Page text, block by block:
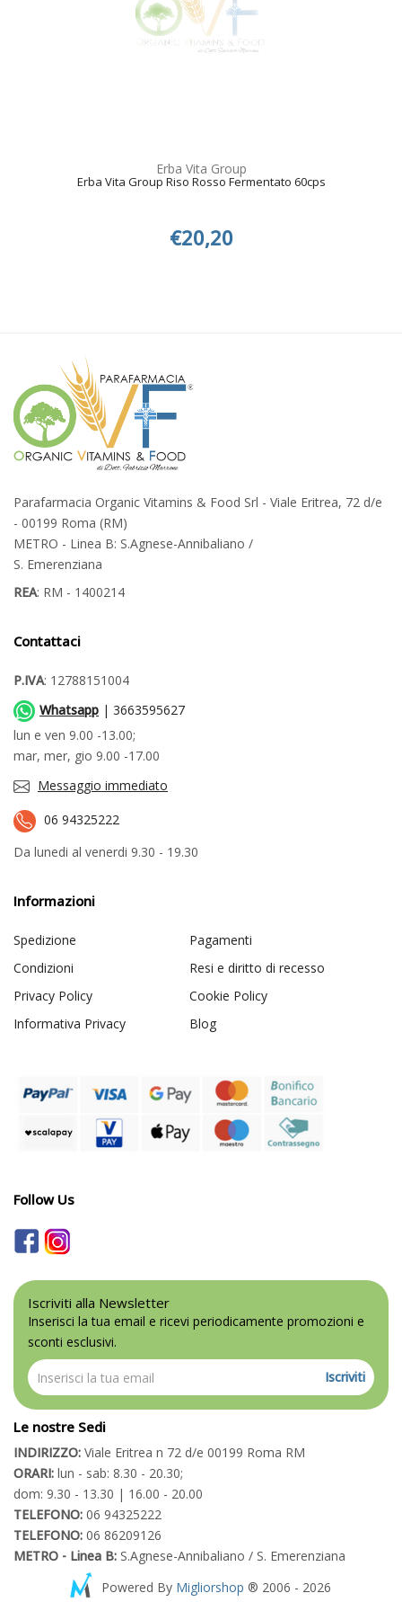
Erba Vita Group
Erba Vita Group Riso Rosso Fermentato 60cps
€20,20
Parafarmacia Organic Vitamins & Food Srl - Viale Eritrea, 72 d/e
- 00199 Roma (RM)
METRO - Linea B: S.Agnese-Annibaliano /
S. Emerenziana
REA: RM - 1400214
Contattaci
P.IVA: 12788151004
Whatsapp | 3663595627
lun e ven 9.00 -13.00;
mar, mer, gio 9.00 -17.00
Messaggio immediato
06 94325222
Da lunedi al venerdi 9.30 - 19.30
Informazioni
Spedizione
Pagamenti
Condizioni
Resi e diritto di recesso
Privacy Policy
Cookie Policy
Informativa Privacy
Blog
Follow Us
Iscriviti alla Newsletter
Inserisci la tua email e ricevi periodicamente promozioni e
sconti esclusivi.
Iscriviti
Le nostre Sedi
INDIRIZZO: Viale Eritrea n 72 d/e 00199 Roma RM
ORARI: lun - sab: 8.30 - 20.30;
dom: 9.30 - 13.30 | 16.00 - 20.00
TELEFONO: 06 94325222
TELEFONO: 06 86209126
METRO - Linea B: S.Agnese-Annibaliano / S. Emerenziana
Powered By Migliorshop ® 2006 - 2026